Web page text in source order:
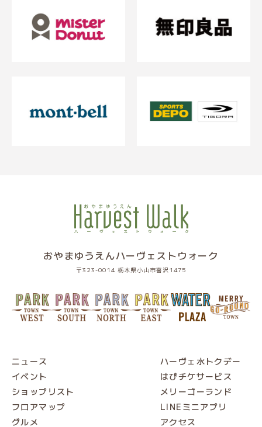
おやまゆうえんハーヴェストウォーク
〒323-0014 栃木県小山市喜沢1475
ニュース
イベント
ショップリスト
フロアマップ
グルメ
ハーヴェ水トクデー
はぴチケサービス
メリーゴーランド
LINEミニアプリ
アクセス